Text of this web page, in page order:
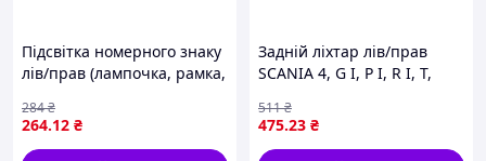
Підсвітка номерного знаку
лів/прав (лампочка, рамка,
BERLINGO, BERLINGO
MULTISPACE, PEUGEOT 206,
264.12 ₴
284₴
Задній ліхтар лів/прав
SCANIA 4, G I, P I, R I, T,
FM12 08.93- TRUCKLIGHT
TL-VO005L/R
475.23 ₴
511₴